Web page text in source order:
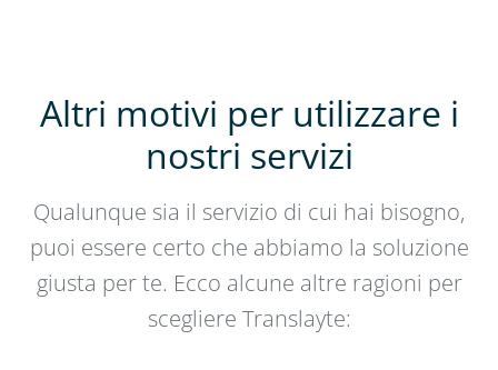
Altri motivi per utilizzare i
nostri servizi
Qualunque sia il servizio di cui hai bisogno,
puoi essere certo che abbiamo la soluzione
giusta per te. Ecco alcune altre ragioni per
scegliere Translayte: